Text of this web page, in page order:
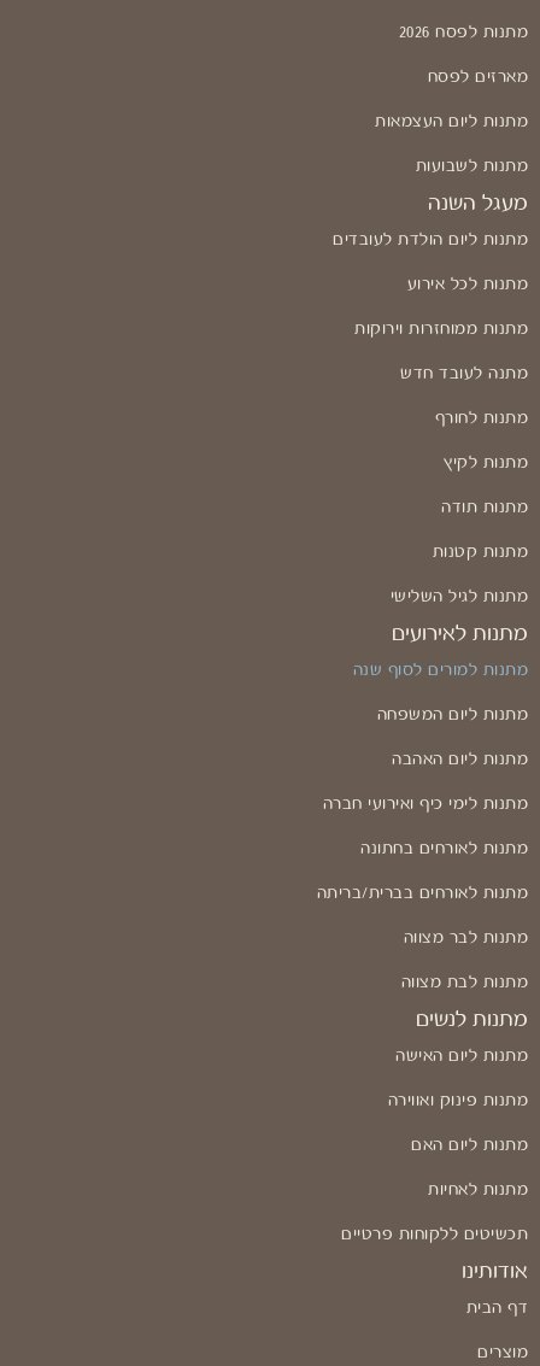
מתנות לפסח 2026
מארזים לפסח
מתנות ליום העצמאות
מתנות לשבועות
מעגל השנה
מתנות ליום הולדת לעובדים
מתנות לכל אירוע
מתנות ממוחזרות וירוקות
מתנה לעובד חדש
מתנות לחורף
מתנות לקיץ
מתנות תודה
מתנות קטנות
מתנות לגיל השלישי
מתנות לאירועים
מתנות למורים לסוף שנה
מתנות ליום המשפחה
מתנות ליום האהבה
מתנות לימי כיף ואירועי חברה
מתנות לאורחים בחתונה
מתנות לאורחים בברית/בריתה
מתנות לבר מצווה
מתנות לבת מצווה
מתנות לנשים
מתנות ליום האישה
מתנות פינוק ואווירה
מתנות ליום האם
מתנות לאחיות
תכשיטים ללקוחות פרטיים
אודותינו
דף הבית
מוצרים